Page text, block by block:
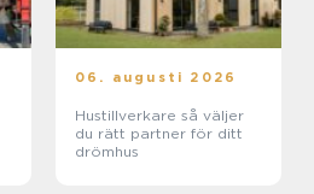
06. augusti 2026
Hustillverkare så väljer
du rätt partner för ditt
drömhus